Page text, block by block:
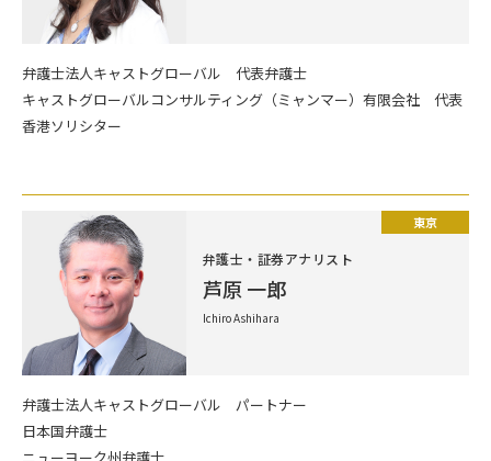
弁護士法人キャストグローバル 代表弁護士
キャストグローバルコンサルティング（ミャンマー）有限会社 代表
香港ソリシター
弁護士・証券アナリスト
芦原 一郎
Ichiro Ashihara
東京
弁護士法人キャストグローバル パートナー
日本国弁護士
ニューヨーク州弁護士